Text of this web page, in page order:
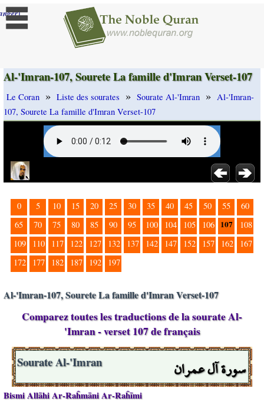
]
Al-'Imran-107, Sourete La famille d'Imran Verset-107
Le Coran » Liste des sourates » Sourate Al-'Imran » Al-'Imran-
107, Sourete La famille d'Imran Verset-107
0 5 10 15 20 25 30 35 40 45 50 55
60
65
70 75 80 85 90 95 100 104 105 106 107
108
109
110 117 122 127 132 137 142 147 152 157 162
167
172
177 182 187 192 197
Al-'Imran-107, Sourete La famille d'Imran Verset-107
Comparez toutes les traductions de la sourate Al-
'Imran - verset 107 de français
سورة آل عمران Sourate Al-'Imran
Bismi Allāhi Ar-Raĥmāni Ar-Raĥīmi